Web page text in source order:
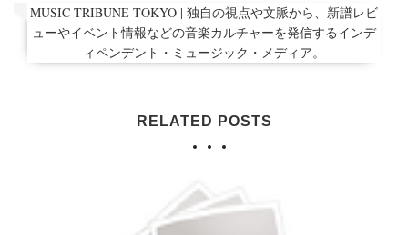
MUSIC TRIBUNE TOKYO | 独自の視点や文脈から、新譜レビ
ューやイベント情報などの音楽カルチャーを発信するインデ
ィペンデント・ミュージック・メディア。
RELATED POSTS